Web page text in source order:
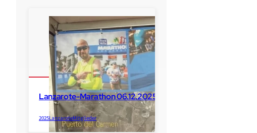
Lanzarote-Marathon 06.12.2025
2025LanzaroteMitglieder